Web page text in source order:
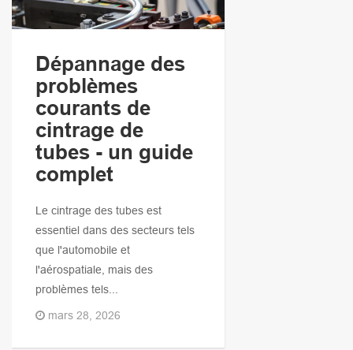
Dépannage des
problèmes
courants de
cintrage de
tubes - un guide
complet
Le cintrage des tubes est
essentiel dans des secteurs tels
que l'automobile et
l'aérospatiale, mais des
problèmes tels...
mars 28, 2026